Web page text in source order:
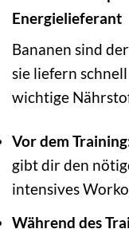
Energielieferant
Bananen sind
sie liefern
wichtige
Vor dem
gibt dir den
intensives
Während des